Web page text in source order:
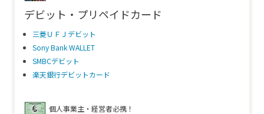
デビット・プリペイドカード
三菱ＵＦＪデビット
Sony Bank WALLET
SMBCデビット
楽天銀行デビットカード
個人事業主・経営者必携！